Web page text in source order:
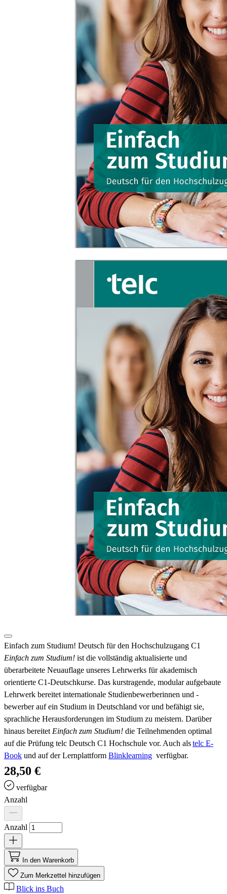
Einfach zum Studium! Deutsch für den Hochschulzugang C1
Einfach zum Studium! ist die vollständig aktualisierte und
überarbeitete Neuauflage unseres Lehrwerks für akademisch
orientierte C1-Deutschkurse. Das kurstragende, modular aufgebaute
Lehrwerk bereitet internationale Studienbewerberinnen und -
bewerber auf ein Studium in Deutschland vor und befähigt sie,
sprachliche Herausforderungen im Studium zu meistern. Darüber
hinaus bereitet Einfach zum Studium! die Teilnehmenden optimal
auf die Prüfung telc Deutsch C1 Hochschule vor. Auch alstelc E-
Book und auf der Lernplattform Blinklearning verfügbar.
28,50 €
verfügbar
Anzahl
Anzahl
In den Warenkorb
Zum Merkzettel hinzufügen
Blick ins Buch